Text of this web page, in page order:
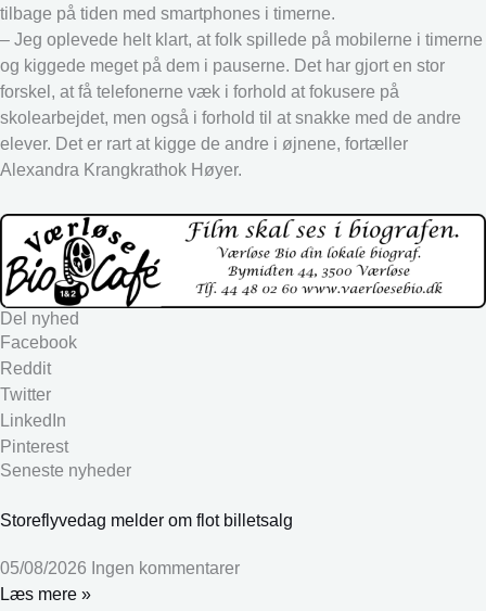
tilbage på tiden med smartphones i timerne.
– Jeg oplevede helt klart, at folk spillede på mobilerne i timerne
og kiggede meget på dem i pauserne. Det har gjort en stor
forskel, at få telefonerne væk i forhold at fokusere på
skolearbejdet, men også i forhold til at snakke med de andre
elever. Det er rart at kigge de andre i øjnene, fortæller
Alexandra Krangkrathok Høyer.
Del nyhed
Facebook
Reddit
Twitter
LinkedIn
Pinterest
Seneste nyheder
Storeflyvedag melder om flot billetsalg
05/08/2026 Ingen kommentarer
Læs mere »